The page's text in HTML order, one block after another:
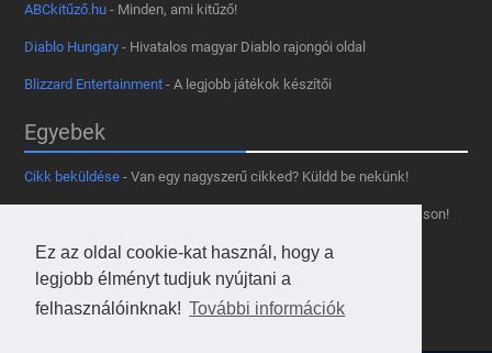
Ez az oldal cookie-kat használ, hogy a
legjobb élményt tudjuk nyújtani a
felhasználóinknak! További információk
ABCkitűző.hu - Minden, ami kitűző!
Diablo Hungary - Hivatalos magyar Diablo rajongói oldal
Blizzard Entertainment - A legjobb játékok készítői
Egyebek
Cikk beküldése - Van egy nagyszerű cikked? Küldd be nekünk!
- Tetszik az oldal? Segíts, hogy fennmaradhasson!
Kapcsolat, médiaajánlat- Lépj velünk kapcsolatba!
Használd a tooltipünket- A saját oldaladon is!